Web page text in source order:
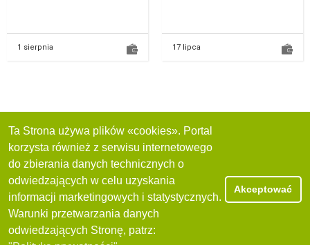
1 sierpnia 17 lipca
Ta Strona używa plików «cookies». Portal
korzysta również z serwisu internetowego
do zbierania danych technicznych o
odwiedzających w celu uzyskania
informacji marketingowych i statystycznych.
Warunki przetwarzania danych
odwiedzających Stronę, patrz:
Akceptować